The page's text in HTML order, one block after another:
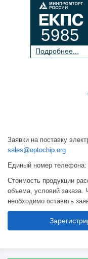
Подробнее...
5985
Заявки на поставку
sales@optochip.org
Единый номер телефона:
Стоимость продукции
объема, условий заказа.
необходимо оставить